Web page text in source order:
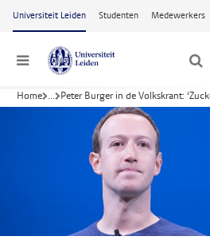
Ga naar hoofdinhoud
Universiteit Leiden Studenten Medewerkers
Menu
Home ... Peter Burger in de Volkskrant: